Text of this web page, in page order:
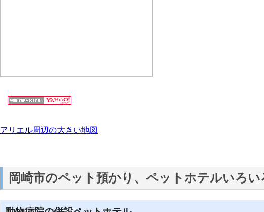
アリエル周辺の大きい地図
岡崎市のペット預かり、ペットホテルいろい